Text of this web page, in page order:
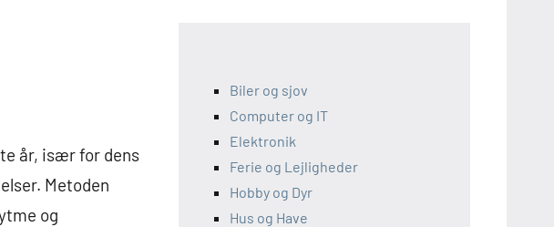
år, især for dens
Metoden
og
Biler og sjov
Computer og IT
Elektronik
Ferie og Lejligheder
Hobby og Dyr
Hus og Have